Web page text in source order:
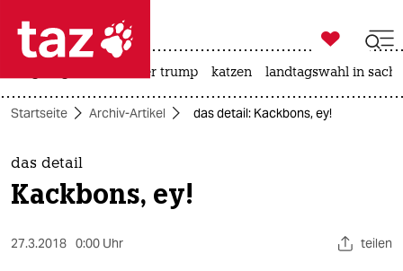
 taz zahl ich
taz zahl ich
themen
politik
öko

taz zahl ich
usa unter trump katzen landtagswahl in
Startseite Archiv-Artikel das detail: Kackbons, ey!
das detail
Kackbons, ey!
27.3.2018 0:00 Uhr teilen